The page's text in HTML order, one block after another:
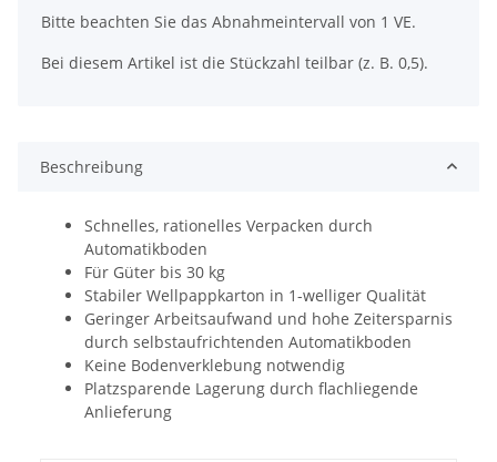
Bitte beachten Sie das Abnahmeintervall von 1 VE.
Bei diesem Artikel ist die Stückzahl teilbar (z. B. 0,5).
Beschreibung
Schnelles, rationelles Verpacken durch
Automatikboden
Für Güter bis 30 kg
Stabiler Wellpappkarton in 1-welliger Qualität
Geringer Arbeitsaufwand und hohe Zeitersparnis
durch selbstaufrichtenden Automatikboden
Keine Bodenverklebung notwendig
Platzsparende Lagerung durch flachliegende
Anlieferung